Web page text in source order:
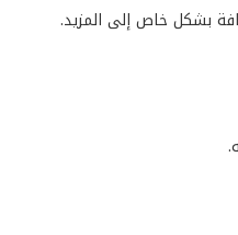
بشكل خاص إلى المزيد.